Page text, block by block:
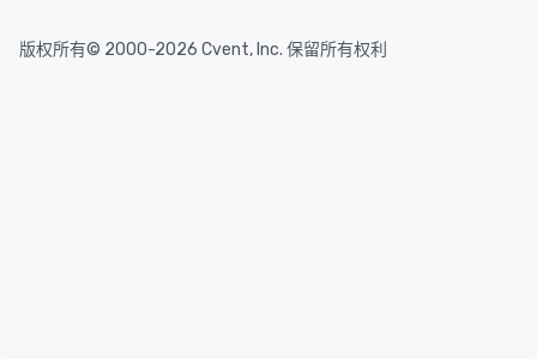
版权所有© 2000-2026 Cvent, Inc. 保留所有权利